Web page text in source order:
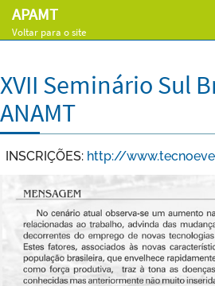
APAMT
Voltar para o site
XVII Seminário Sul
ANAMT
INSCRIÇÕES: http://